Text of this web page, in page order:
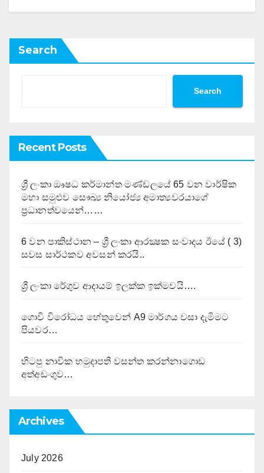
Search
Search
Recent Posts
ශ්‍රී ලංකා ඖෂධ කර්මාන්ත මණ්ඩලයේ 65 වන වාර්ෂික
මහා සමුළුව සෞඛ්‍ය නියෝජ්‍ය අමාත්‍යවරයාගේ
ප්‍රධානත්වයෙන්……
6 වන පාකිස්ථාන – ශ්‍රී ලංකා ආරක්‍ෂක සංවාදය ඊයේ ( 3)
සවස සාර්ථකව අවසන් කරයි..
ශ්‍රී ලංකා රේගුව ආදායම් ඉලක්ක ඉක්මවයි….
ගොවි විරෝධය හේතුවෙන් A9 මාර්ගය වසා දැමිමට
පියවර…
හිටපු නාවික හමුදාපති වසන්ත කරන්නාගොඩ
අත්අඩංගුව…
Archives
July 2026